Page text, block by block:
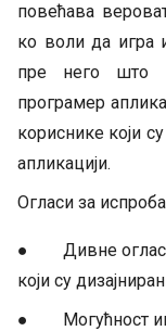
повећава
ко воли да игра
пре него што
програмер
кориснике који
апликацији.
Огласи за
● Дивне огласе
који су
● Могућност